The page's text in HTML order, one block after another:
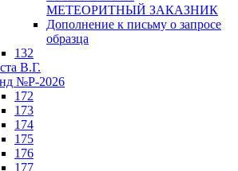
МЕТЕОРИТНЫЙ ЗАКАЗНИК
Дополнение к письму о запросе
образца
132
В.Г.
№Р-2026
172
173
174
175
176
177